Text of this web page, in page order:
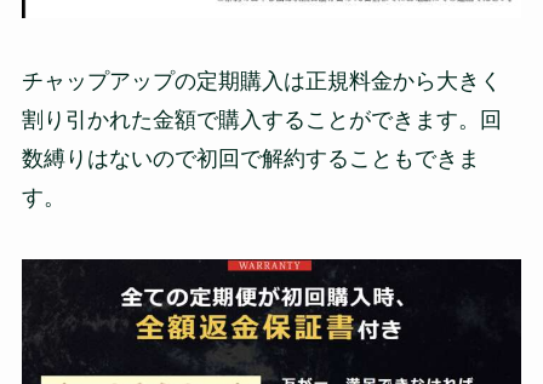
チャップアップの定期購入は正規料金から大きく
割り引かれた金額で購入することができます。回
数縛りはないので初回で解約することもできま
す。